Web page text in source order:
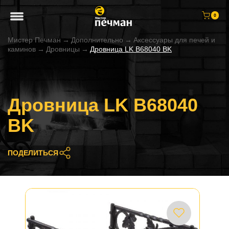
0
Мистер Печман →Дополнительно → Аксессуары для печей и
каминов → Дровницы → Дровница LK В68040 BK
Дровница LK В68040
BK
ПОДЕЛИТЬСЯ